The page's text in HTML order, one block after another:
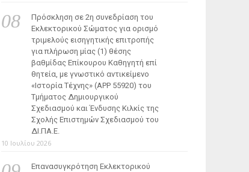
Πρόσκληση σε 2η συνεδρίαση του
Εκλεκτορικού Σώματος για ορισμό
τριμελούς εισηγητικής επιτροπής
για πλήρωση μίας (1) θέσης
βαθμίδας Επίκουρου Καθηγητή επί
θητεία, με γνωστικό αντικείμενο
«Ιστορία Τέχνης» (ΑΡΡ 55920) του
Τμήματος Δημιουργικού
Σχεδιασμού και Ένδυσης Κιλκίς της
Σχολής Επιστημών Σχεδιασμού του
ΔΙ.ΠΑ.Ε.
10 Ιουλίου 2026
Επανασυγκρότηση Εκλεκτορικού